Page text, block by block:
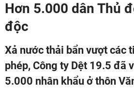
Hơn 5.000 dân Thủ
độc
Xả nước thải bẩn vượt các
phép, Công ty Dệt 19.5 đã
5.000 nhân khẩu ở thôn